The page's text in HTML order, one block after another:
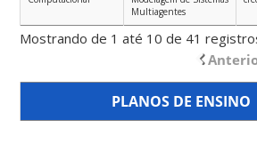
Multiagentes
Mostrando de 1 até 10 de 41
PLANOS DE ENSINO